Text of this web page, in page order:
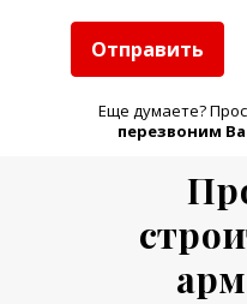
Отправить
Еще думаете?
перезвоним